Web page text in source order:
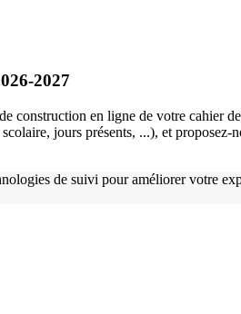
2027
construction en ligne de votre cahier
jours présents, ...), et
de suivi pour améliorer votre